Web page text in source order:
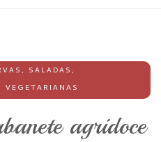
, SALADAS,
VEGETARIANAS
agridoce